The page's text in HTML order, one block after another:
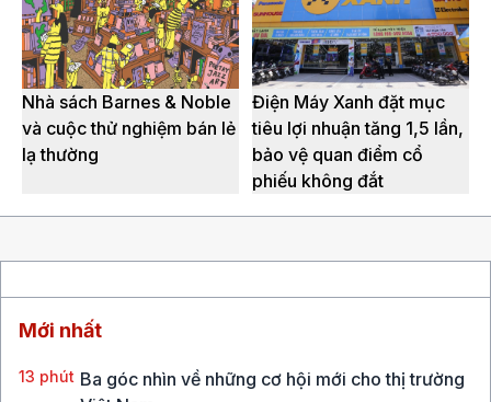
Nhà sách Barnes & Noble
và cuộc thử nghiệm bán lẻ
lạ thường
Điện Máy Xanh đặt mục
tiêu lợi nhuận tăng 1,5 lần,
bảo vệ quan điểm cổ
phiếu không đắt
Mới nhất
13 phút Ba góc nhìn về những cơ hội mới cho thị trường